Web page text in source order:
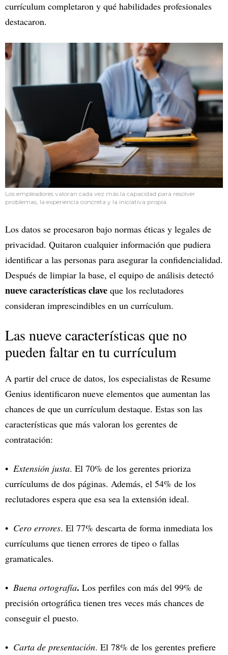
currículum completaron y qué habilidades profesionales
destacaron.
Los empleadores valoran cada vez más la capacidad para resolver
problemas, la experiencia concreta y la iniciativa propia.
Los datos se procesaron bajo normas éticas y legales de
privacidad. Quitaron cualquier información que pudiera
identificar a las personas para asegurar la confidencialidad.
Después de limpiar la base, el equipo de análisis detectó
nueve características clave que los reclutadores
consideran imprescindibles en un currículum.
Las nueve características que no
pueden faltar en tu currículum
A partir del cruce de datos, los especialistas de Resume
Genius identificaron nueve elementos que aumentan las
chances de que un currículum destaque. Estas son las
características que más valoran los gerentes de
contratación:
Extensión justa. El 70% de los gerentes prioriza
currículums de dos páginas. Además, el 54% de los
reclutadores espera que esa sea la extensión ideal.
Cero errores. El 77% descarta de forma inmediata los
currículums que tienen errores de tipeo o fallas
gramaticales.
Buena ortografía. Los perfiles con más del 99% de
precisión ortográfica tienen tres veces más chances de
conseguir el puesto.
Carta de presentación. El 78% de los gerentes prefiere